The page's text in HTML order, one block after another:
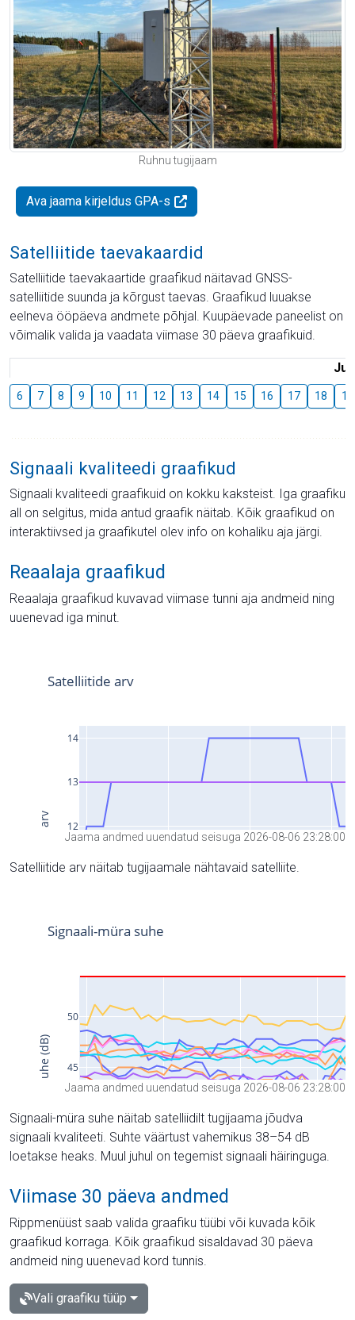
Ruhnu tugijaam
Ava jaama kirjeldus GPA-s
Satelliitide taevakaardid
Satelliitide taevakaartide graafikud näitavad GNSS-
satelliitide suunda ja kõrgust taevas. Graafikud luuakse
eelneva ööpäeva andmete põhjal. Kuupäevade paneelist on
võimalik valida ja vaadata viimase 30 päeva graafikuid.
6 7 8 9 10 11 12 13 14 15 16 17 18 19
Signaali kvaliteedi graafikud
Signaali kvaliteedi graafikuid on kokku kaksteist. Iga graafiku
all on selgitus, mida antud graafik näitab. Kõik graafikud on
interaktiivsed ja graafikutel olev info on kohaliku aja järgi.
Reaalaja graafikud
Reaalaja graafikud kuvavad viimase tunni aja andmeid ning
uuenevad iga minut.
Jaama andmed uuendatud seisuga 2026-08-06 23:28:00
Satelliitide arv näitab tugijaamale nähtavaid satelliite.
Jaama andmed uuendatud seisuga 2026-08-06 23:28:00
Signaali-müra suhe näitab satelliidilt tugijaama jõudva
signaali kvaliteeti. Suhte väärtust vahemikus 38–54 dB
loetakse heaks. Muul juhul on tegemist signaali häiringuga.
Viimase 30 päeva andmed
Rippmenüüst saab valida graafiku tüübi või kuvada kõik
graafikud korraga. Kõik graafikud sisaldavad 30 päeva
andmeid ning uuenevad kord tunnis.
Vali graafiku tüüp